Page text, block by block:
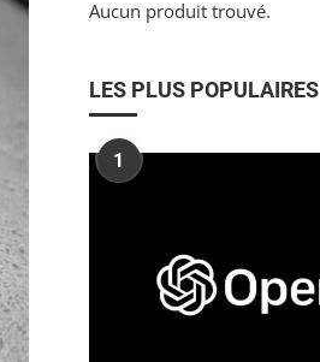
Aucun produit trouvé.
LES PLUS POPULAIRES
1